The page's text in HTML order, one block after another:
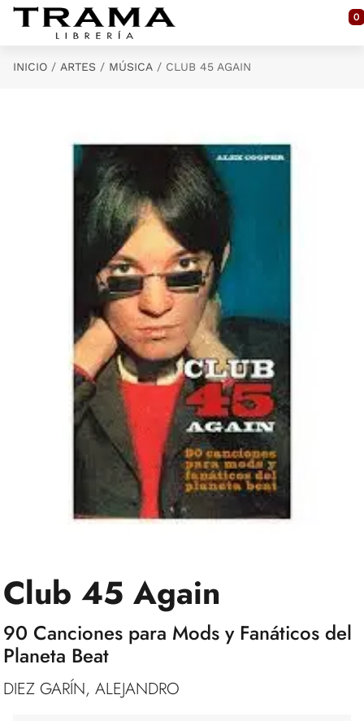
Saltar al contenido principal
0
INICIO ARTES MÚSICA CLUB 45 AGAIN
Club 45 Again
90 Canciones para Mods y Fanáticos del
Planeta Beat
DIEZ GARÍN, ALEJANDRO